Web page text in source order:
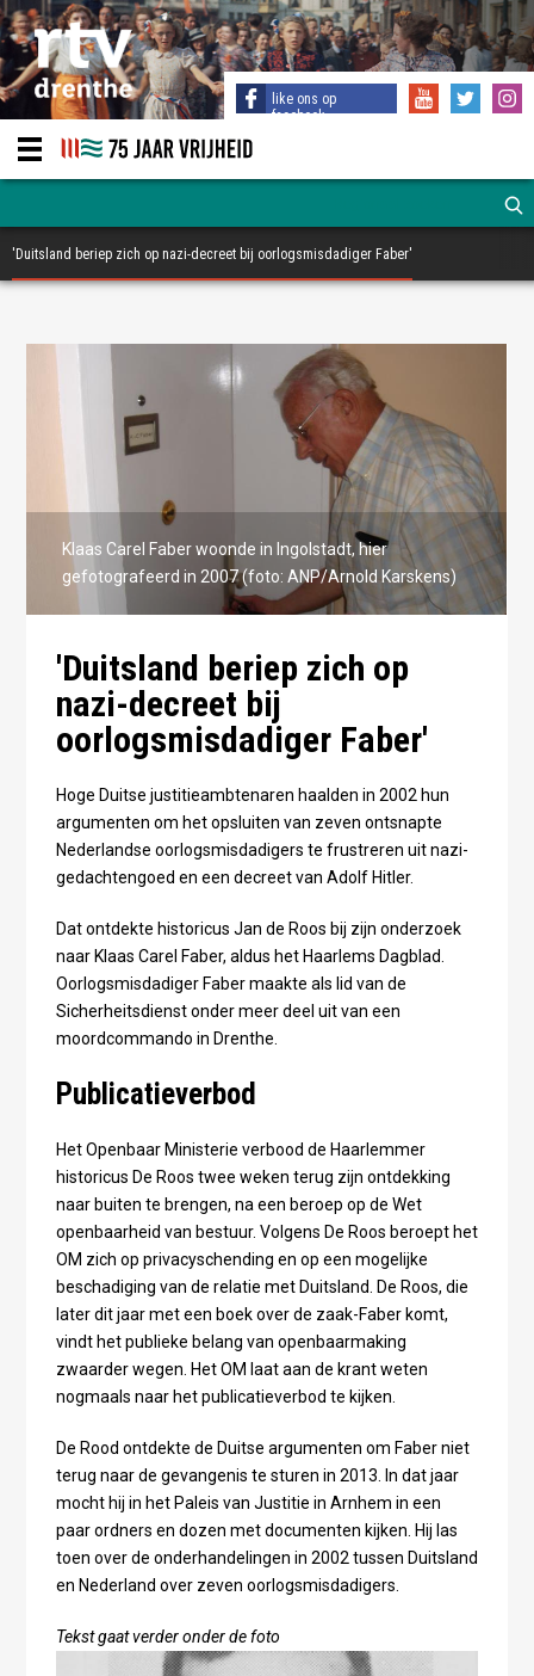
like ons op
facebook
'Duitsland beriep zich op nazi-decreet bij oorlogsmisdadiger Faber'
Klaas Carel Faber woonde in Ingolstadt, hier
gefotografeerd in 2007 (foto: ANP/Arnold Karskens)
'Duitsland beriep zich op
nazi-decreet bij
oorlogsmisdadiger Faber'
Hoge Duitse justitieambtenaren haalden in 2002 hun
argumenten om het opsluiten van zeven ontsnapte
Nederlandse oorlogsmisdadigers te frustreren uit nazi-
gedachtengoed en een decreet van Adolf Hitler.
Dat ontdekte historicus Jan de Roos bij zijn onderzoek
naar Klaas Carel Faber, aldus het Haarlems Dagblad.
Oorlogsmisdadiger Faber maakte als lid van de
Sicherheitsdienst onder meer deel uit van een
moordcommando in Drenthe.
Publicatieverbod
Het Openbaar Ministerie verbood de Haarlemmer
historicus De Roos twee weken terug zijn ontdekking
naar buiten te brengen, na een beroep op de Wet
openbaarheid van bestuur. Volgens De Roos beroept het
OM zich op privacyschending en op een mogelijke
beschadiging van de relatie met Duitsland. De Roos, die
later dit jaar met een boek over de zaak-Faber komt,
vindt het publieke belang van openbaarmaking
zwaarder wegen. Het OM laat aan de krant weten
nogmaals naar het publicatieverbod te kijken.
De Rood ontdekte de Duitse argumenten om Faber niet
terug naar de gevangenis te sturen in 2013. In dat jaar
mocht hij in het Paleis van Justitie in Arnhem in een
paar ordners en dozen met documenten kijken. Hij las
toen over de onderhandelingen in 2002 tussen Duitsland
en Nederland over zeven oorlogsmisdadigers.
Tekst gaat verder onder de foto